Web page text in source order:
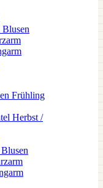
Blusen
Frühling
Herbst /